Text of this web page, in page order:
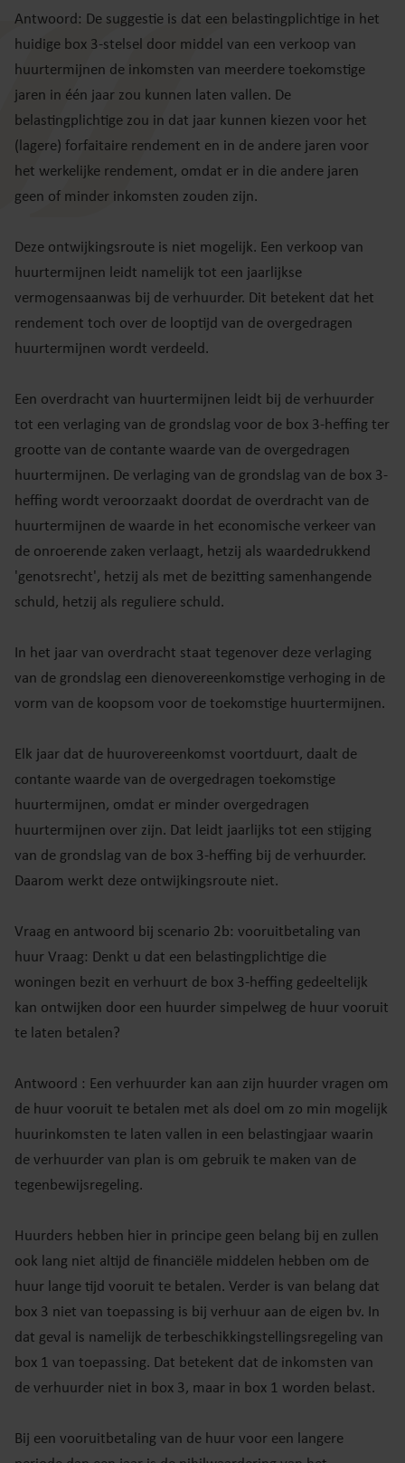
Antwoord: De suggestie is dat een belastingplichtige in het
huidige box 3-stelsel door middel van een verkoop van
huurtermijnen de inkomsten van meerdere toekomstige
jaren in één jaar zou kunnen laten vallen. De
belastingplichtige zou in dat jaar kunnen kiezen voor het
(lagere) forfaitaire rendement en in de andere jaren voor
het werkelijke rendement, omdat er in die andere jaren
geen of minder inkomsten zouden zijn.
Deze ontwijkingsroute is niet mogelijk. Een verkoop van
huurtermijnen leidt namelijk tot een jaarlijkse
vermogensaanwas bij de verhuurder. Dit betekent dat het
rendement toch over de looptijd van de overgedragen
huurtermijnen wordt verdeeld.
Een overdracht van huurtermijnen leidt bij de verhuurder
tot een verlaging van de grondslag voor de box 3-heffing ter
grootte van de contante waarde van de overgedragen
huurtermijnen. De verlaging van de grondslag van de box 3-
heffing wordt veroorzaakt doordat de overdracht van de
huurtermijnen de waarde in het economische verkeer van
de onroerende zaken verlaagt, hetzij als waardedrukkend
'genotsrecht', hetzij als met de bezitting samenhangende
schuld, hetzij als reguliere schuld.
In het jaar van overdracht staat tegenover deze verlaging
van de grondslag een dienovereenkomstige verhoging in de
vorm van de koopsom voor de toekomstige huurtermijnen.
Elk jaar dat de huurovereenkomst voortduurt, daalt de
contante waarde van de overgedragen toekomstige
huurtermijnen, omdat er minder overgedragen
huurtermijnen over zijn. Dat leidt jaarlijks tot een stijging
van de grondslag van de box 3-heffing bij de verhuurder.
Daarom werkt deze ontwijkingsroute niet.
Vraag en antwoord bij scenario 2b: vooruitbetaling van
huur Vraag: Denkt u dat een belastingplichtige die
woningen bezit en verhuurt de box 3-heffing gedeeltelijk
kan ontwijken door een huurder simpelweg de huur vooruit
te laten betalen?
Antwoord : Een verhuurder kan aan zijn huurder vragen om
de huur vooruit te betalen met als doel om zo min mogelijk
huurinkomsten te laten vallen in een belastingjaar waarin
de verhuurder van plan is om gebruik te maken van de
tegenbewijsregeling.
Huurders hebben hier in principe geen belang bij en zullen
ook lang niet altijd de financiële middelen hebben om de
huur lange tijd vooruit te betalen. Verder is van belang dat
box 3 niet van toepassing is bij verhuur aan de eigen bv. In
dat geval is namelijk de terbeschikkingstellingsregeling van
box 1 van toepassing. Dat betekent dat de inkomsten van
de verhuurder niet in box 3, maar in box 1 worden belast.
Bij een vooruitbetaling van de huur voor een langere